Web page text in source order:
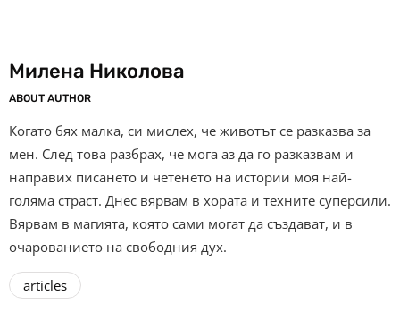
Милена Николова
ABOUT AUTHOR
Когато бях малка, си мислех, че животът се разказва за
мен. След това разбрах, че мога аз да го разказвам и
направих писането и четенето на истории моя най-
голяма страст. Днес вярвам в хората и техните суперсили.
Вярвам в магията, която сами могат да създават, и в
очарованието на свободния дух.
articles